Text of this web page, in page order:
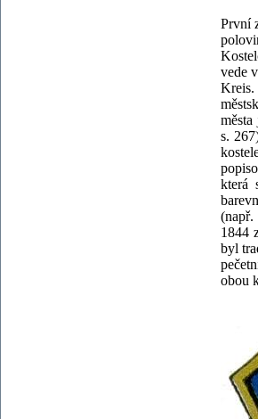
První
vede
Kreis.
s.
která
(např.
1844
byl
obou